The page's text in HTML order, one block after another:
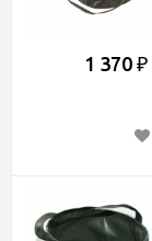
1 370 ₽